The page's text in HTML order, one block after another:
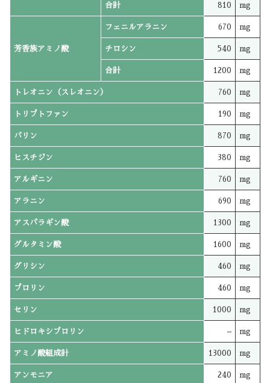
合計 810 mg
芳香族アミノ酸
フェニルアラニン 670 mg
チロシン 540 mg
合計 1200 mg
トレオニン（スレオニン） 760 mg
トリプトファン 190 mg
バリン 870 mg
ヒスチジン 380 mg
アルギニン 760 mg
アラニン 690 mg
アスパラギン酸 1300 mg
グルタミン酸 1600 mg
グリシン 460 mg
プロリン 460 mg
セリン 1000 mg
ヒドロキシプロリン – mg
アミノ酸組成計 13000 mg
アンモニア 240 mg